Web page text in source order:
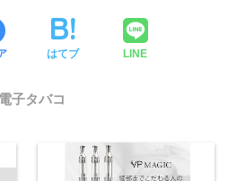
はてブ LINE
子タバコ